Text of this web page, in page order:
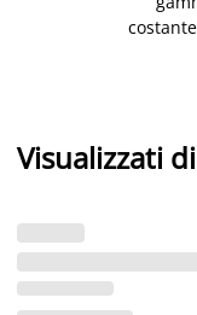
Visualizzati